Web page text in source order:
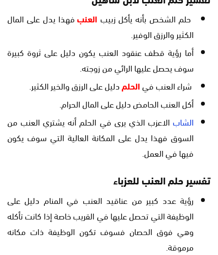
حلم الشخص بأنه يأكل زبيب العنبفهذا يدل على المال
الكثير والرزق الوفير.
أما رؤية قطف عنقود العنب يكون دليل على ثروة كبيرة
سوف يحصل عليها الرائي من زوجته.
شراء العنب فيالحلمدليل على الرزق والخير الكثير.
أكل العنب الحامض دليل على المال الحرام.
الشاب الاعزب الذي يرى في الحلم أنه يشتري العنب من
السوق فهذا يدل على المكانة العالية التي سوف يكون
فيها في العمل.
تفسير حلم العنب للعزباء
رؤية عدد كبير من عناقيد العنب في المنام دليل على
الوظيفة التي تحصل عليها في القريب خاصة إذا كانت تأكله
وهي فوق الحصان فسوف تكون الوظيفة ذات مكانه
مرموقة.